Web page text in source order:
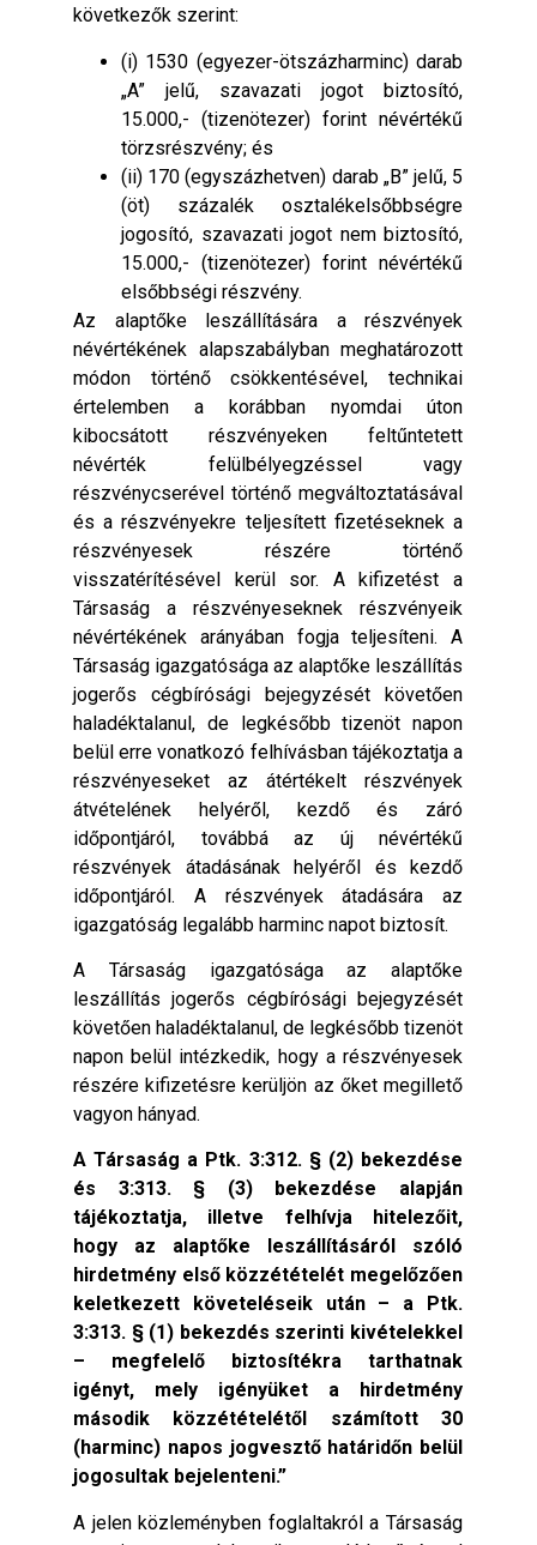
következők szerint:
(i) 1530 (egyezer-ötszázharminc) darab
„A” jelű, szavazati jogot biztosító,
15.000,- (tizenötezer) forint névértékű
törzsrészvény; és
(ii) 170 (egyszázhetven) darab „B” jelű, 5
(öt) százalék osztalékelsőbbségre
jogosító, szavazati jogot nem biztosító,
15.000,- (tizenötezer) forint névértékű
elsőbbségi részvény.
Az alaptőke leszállítására a részvények
névértékének alapszabályban meghatározott
módon történő csökkentésével, technikai
értelemben a korábban nyomdai úton
kibocsátott részvényeken feltűntetett
névérték felülbélyegzéssel vagy
részvénycserével történő megváltoztatásával
és a részvényekre teljesített fizetéseknek a
részvényesek részére történő
visszatérítésével kerül sor. A kifizetést a
Társaság a részvényeseknek részvényeik
névértékének arányában fogja teljesíteni. A
Társaság igazgatósága az alaptőke leszállítás
jogerős cégbírósági bejegyzését követően
haladéktalanul, de legkésőbb tizenöt napon
belül erre vonatkozó felhívásban tájékoztatja a
részvényeseket az átértékelt részvények
átvételének helyéről, kezdő és záró
időpontjáról, továbbá az új névértékű
részvények átadásának helyéről és kezdő
időpontjáról. A részvények átadására az
igazgatóság legalább harminc napot biztosít.
A Társaság igazgatósága az alaptőke
leszállítás jogerős cégbírósági bejegyzését
követően haladéktalanul, de legkésőbb tizenöt
napon belül intézkedik, hogy a részvényesek
részére kifizetésre kerüljön az őket megillető
vagyon hányad.
A Társaság a Ptk. 3:312. § (2) bekezdése
és 3:313. § (3) bekezdése alapján
tájékoztatja, illetve felhívja hitelezőit,
hogy az alaptőke leszállításáról szóló
hirdetmény első közzétételét megelőzően
keletkezett követeléseik után – a Ptk.
3:313. § (1) bekezdés szerinti kivételekkel
– megfelelő biztosítékra tarthatnak
igényt, mely igényüket a hirdetmény
második közzétételétől számított 30
(harminc) napos jogvesztő határidőn belül
jogosultak bejelenteni.”
A jelen közleményben foglaltakról a Társaság